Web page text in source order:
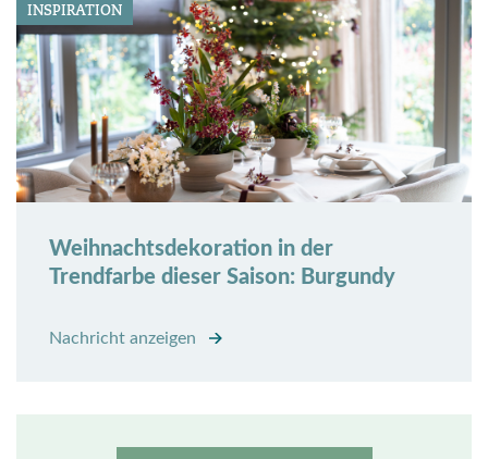
INSPIRATION
Weihnachtsdekoration in der
Trendfarbe dieser Saison: Burgundy
Nachricht anzeigen